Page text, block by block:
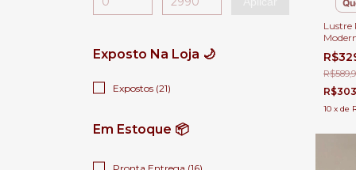
Exposto Na Loja 🌙
Expostos (21)
Em Estoque 📦
Lustre
para
Sala
10 x de